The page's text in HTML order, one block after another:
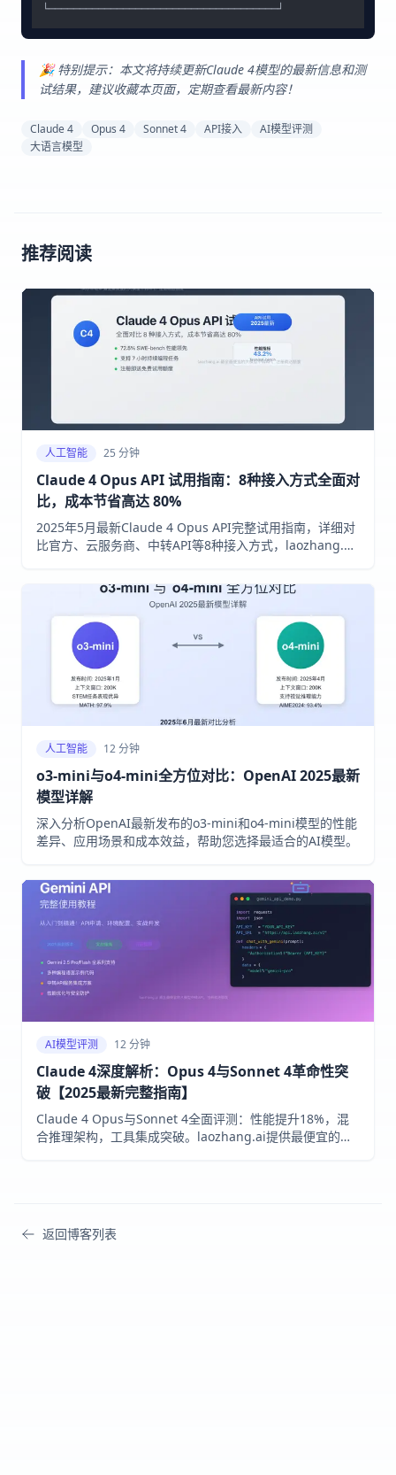
🎉 特别提示：本文将持续更新Claude 4模型的最新信息和测
试结果，建议收藏本页面，定期查看最新内容！
Claude 4 Opus 4 Sonnet 4 API接入
AI模型评测
大语言模型
推荐阅读
人工智能 25 分钟
Claude 4 Opus API 试用指南：8种接入方式全面对
比，成本节省高达 80%
2025年5月最新Claude 4 Opus API完整试用指南，详细对
比官方、云服务商、中转API等8种接入方式，laozhang.ai
官方采用，72.5% SWE-bench性能领先。
人工智能 12 分钟
o3-mini与o4-mini全方位对比：OpenAI 2025最新
模型详解
深入分析OpenAI最新发布的o3-mini和o4-mini模型的性能
差异、应用场景和成本效益，帮助您选择最适合的AI模型。
AI模型评测 12 分钟
Claude 4深度解析：Opus 4与Sonnet 4革命性突
破【2025最新完整指南】
Claude 4 Opus与Sonnet 4全面评测：性能提升18%，混
合推理架构，工具集成突破。laozhang.ai提供最便宜的
返回博客列表